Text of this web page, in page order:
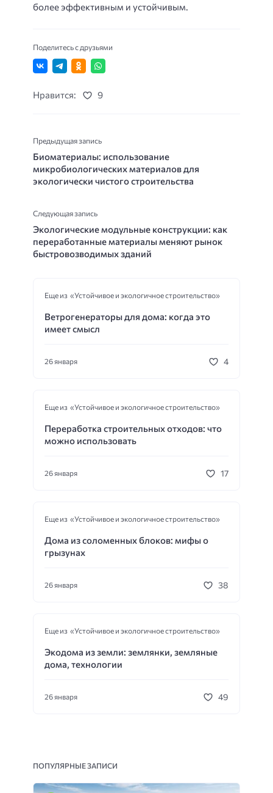
более эффективным и устойчивым.
Поделитесь с друзьями
Нравится: 9
Предыдущая запись
Биоматериалы: использование
микробиологических материалов для
экологически чистого строительства
Следующая запись
Экологические модульные конструкции: как
переработанные материалы меняют рынок
быстровозводимых зданий
Еще из «Устойчивое и экологичное строительство»
Ветрогенераторы для дома: когда это
имеет смысл
26 января 4
Еще из «Устойчивое и экологичное строительство»
Переработка строительных отходов: что
можно использовать
26 января 17
Еще из «Устойчивое и экологичное строительство»
Дома из соломенных блоков: мифы о
грызунах
26 января 38
Еще из «Устойчивое и экологичное строительство»
Экодома из земли: землянки, земляные
дома, технологии
26 января 49
ПОПУЛЯРНЫЕ ЗАПИСИ